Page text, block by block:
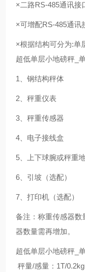
×二路RS-485通讯接
×可增配RS-485通讯
×根据结构可分为:单
超低单层小地磅秤_
1、钢结构秤体
2、秤重仪表
3、秤重传感器
4、电子接线盒
5、上下球腕或秤重
6、引坡（选配）
7、打印机（选配）
备注：称重传感器
器数量需再增加。
超低单层小地磅秤_
秤量/感量：1T/